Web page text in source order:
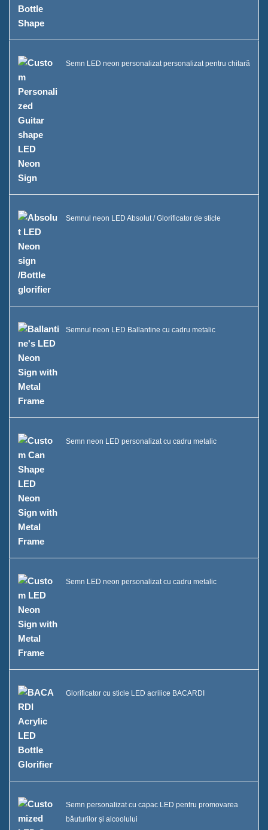
Semn LED neon personalizat personalizat pentru chitară
Semnul neon LED Absolut / Glorificator de sticle
Semnul neon LED Ballantine cu cadru metalic
Semn neon LED personalizat cu cadru metalic
Semn LED neon personalizat cu cadru metalic
Glorificator cu sticle LED acrilice BACARDI
Semn personalizat cu capac LED pentru promovarea
băuturilor și alcoolului